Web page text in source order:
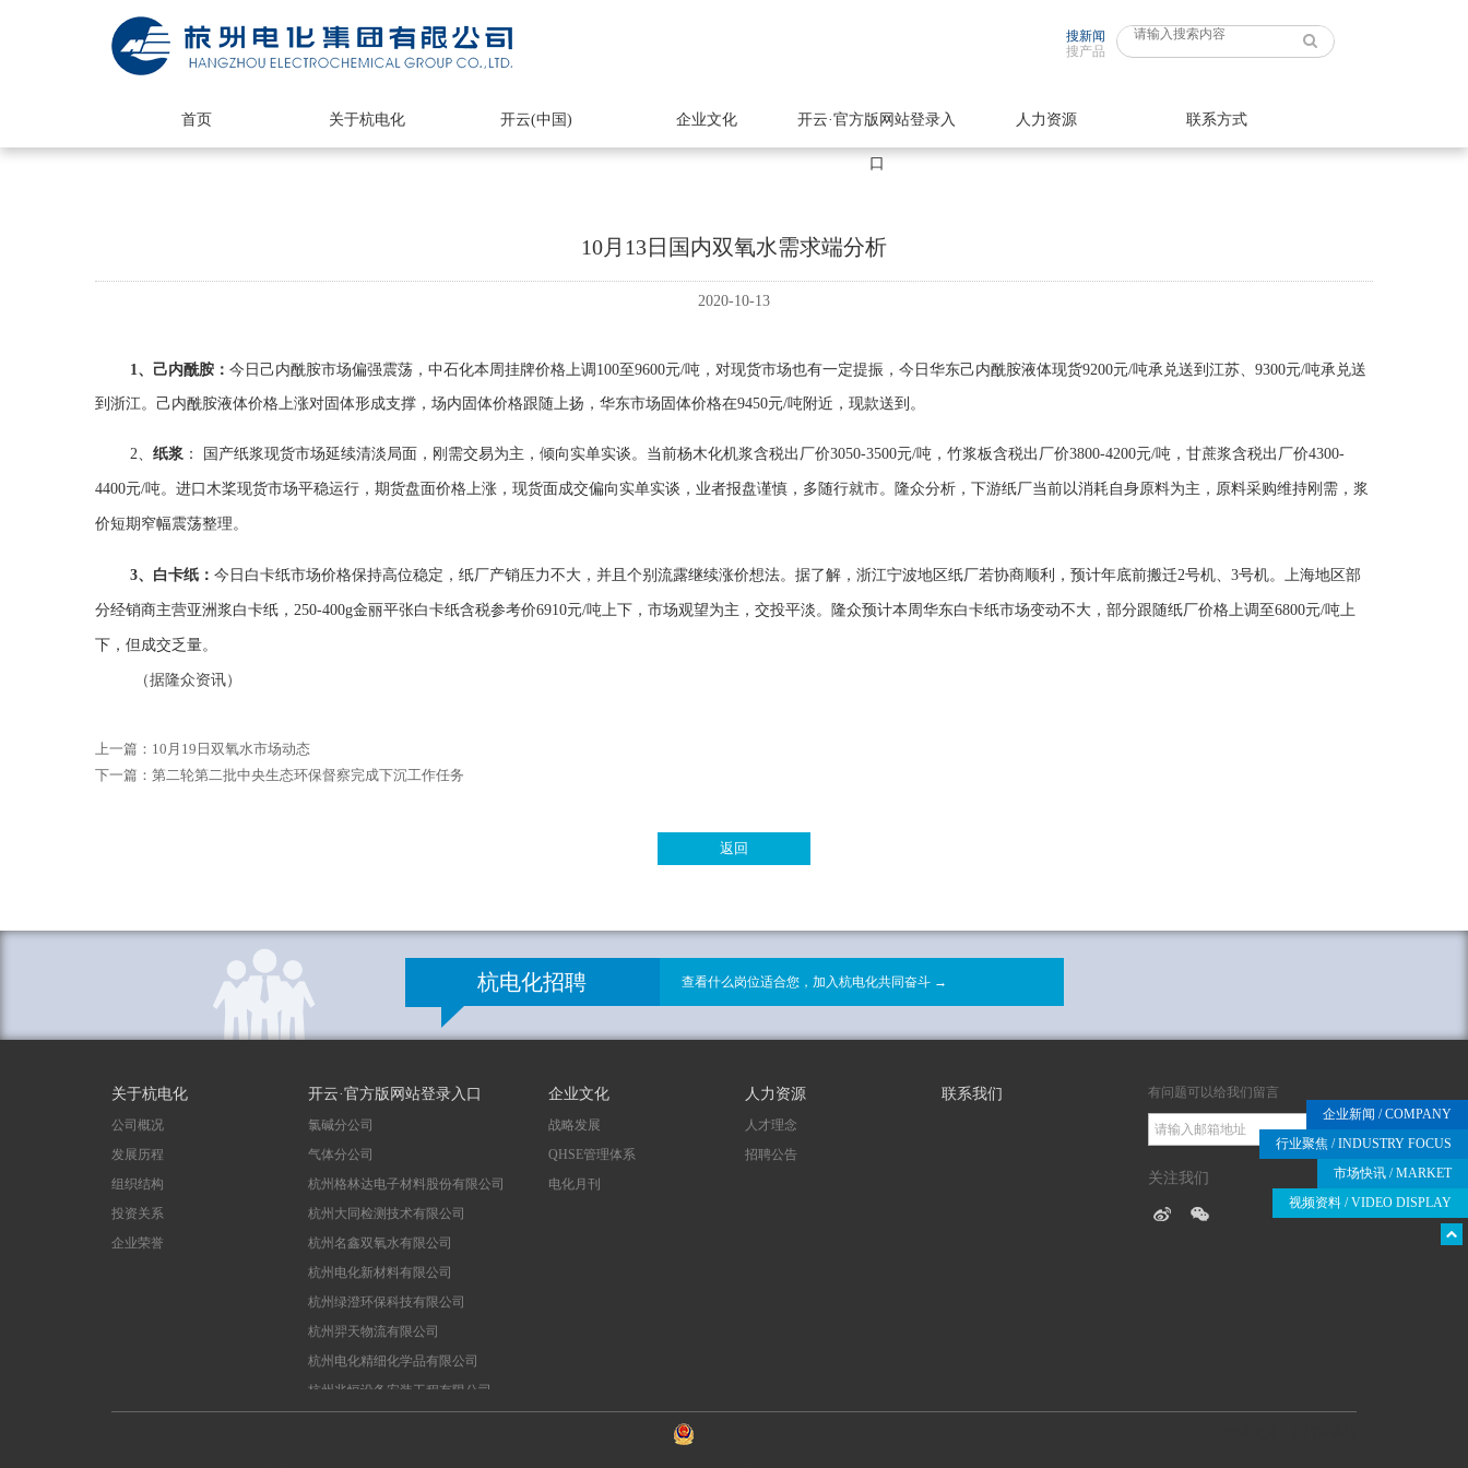
搜新闻
搜产品
首页 关于杭电化 开云(中国) 企业文化 开云·官方版网站登录入
口
人力资源 联系方式
10月13日国内双氧水需求端分析
2020-10-13
1、己内酰胺： 今日己内酰胺市场偏强震荡，中石化本周挂牌价格上调 100至9600元/吨，对现货市场也有一定提振，今日华东己内酰胺液体现货9200元/吨承兑送到江苏、 9300元/吨承兑送
到浙江。己内酰胺液体价格上涨对固体形成支撑，场内固体价格跟随上扬，华东市场固体价格在9450元/吨附近，现款送到。
2、 纸浆 ： 国产纸浆现货市场延续清淡局面，刚需交易为主，倾向实单实谈。当前杨木化机浆含税出厂价3050-3500元/吨，竹浆板含税出厂价3800-4200元/吨，甘蔗浆含税出厂价4300-
4400元/吨。进口木桨现货市场平稳运行，期货盘面价格上涨，现货面成交偏向实单实谈，业者报盘谨慎，多随行就市。隆众分析，下游纸厂当前以消耗自身原料为主，原料采购维持刚需，浆
价短期窄幅震荡整理。
3、白卡纸： 今日白卡纸市场价格保持高位稳定，纸厂产销压力不大，并且个别流露继续涨价想法。据了解，浙江宁波地区纸厂若协商顺利，预计年底前搬迁2号机、3号机。上海地区部
分经销商主营亚洲浆白卡纸，250-400g金丽平张白卡纸含税参考价6910元/吨上下，市场观望为主，交投平淡。隆众预计本周华东白卡纸市场变动不大，部分跟随纸厂价格上调至6800元/吨上
下，但成交乏量。
（据隆众资讯）
上一篇： 10月19日双氧水市场动态
下一篇： 第二轮第二批中央生态环保督察完成下沉工作任务
返回
企业新闻 / COMPANY
行业聚焦 / INDUSTRY FOCUS
市场快讯 / MARKET
视频资料 / VIDEO DISPLAY
杭电化招聘 查看什么岗位适合您，加入杭电化共同奋斗 →
关于杭电化
公司概况
发展历程
组织结构
投资关系
企业荣誉
开云·官方版网站登录入口
氯碱分公司
气体分公司
杭州格林达电子材料股份有限公司
杭州大同检测技术有限公司
杭州名鑫双氧水有限公司
杭州电化新材料有限公司
杭州绿澄环保科技有限公司
杭州羿天物流有限公司
杭州电化精细化学品有限公司
杭州兆恒设备安装工程有限公司
企业文化
战略发展
QHSE管理体系
电化月刊
人力资源
人才理念
招聘公告
联系我们 有问题可以给我们留言
关注我们